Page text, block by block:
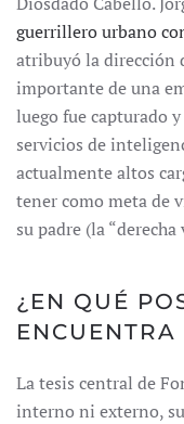
guerrillero urbano
atribuyó la dirección
importante de una
luego fue capturado
servicios de
actualmente altos
tener como meta de
su padre (la
¿EN QUÉ
La tesis central de
interno ni externo,